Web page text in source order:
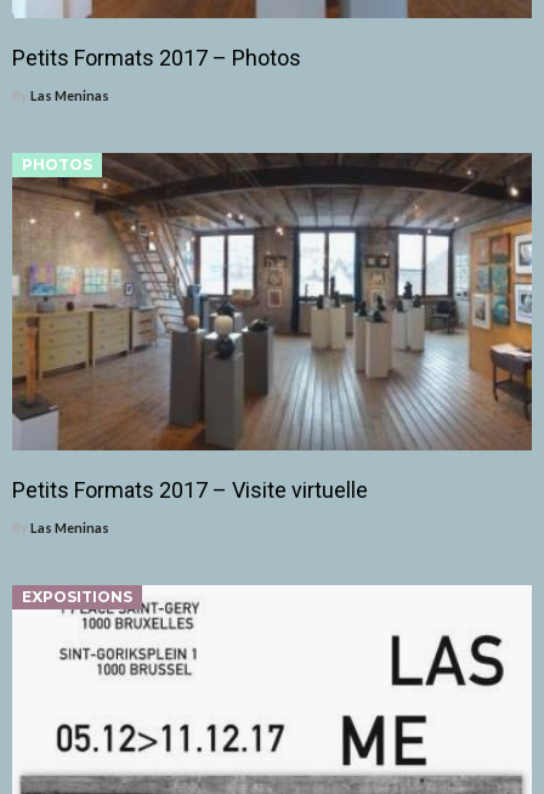
Petits Formats 2017 – Photos
By Las Meninas
PHOTOS
Petits Formats 2017 – Visite virtuelle
By Las Meninas
EXPOSITIONS